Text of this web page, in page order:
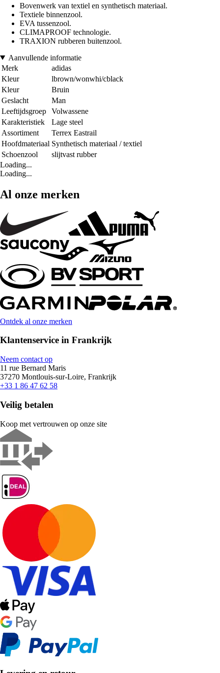
Bovenwerk van textiel en synthetisch materiaal.
Textiele binnenzool.
EVA tussenzool.
CLIMAPROOF technologie.
TRAXION rubberen buitenzool.
Aanvullende informatie
Merk
adidas
Kleur
lbrown/wonwhi/cblack
Kleur
Bruin
Geslacht
Man
Leeftijdsgroep
Volwassene
Karakteristiek
Lage steel
Assortiment
Terrex Eastrail
Hoofdmateriaal Synthetisch materiaal / textiel
Schoenzool
slijtvast rubber
Loading...
Loading...
Al onze merken
Ontdek al onze merken
Klantenservice in Frankrijk
Neem contact op
11 rue Bernard Maris
37270 Montlouis-sur-Loire, Frankrijk
+33 1 86 47 62 58
Veilig betalen
Koop met vertrouwen op onze site